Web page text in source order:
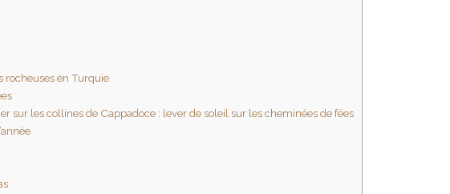
rocheuses en Turquie
sur les collines de Cappadoce : lever de soleil sur les cheminées de fées